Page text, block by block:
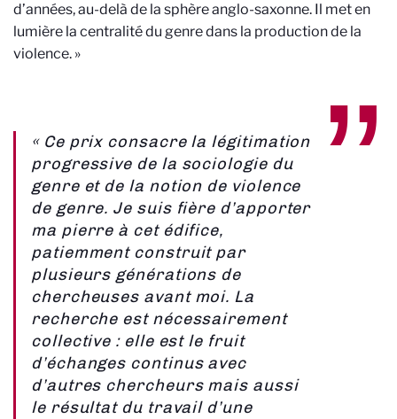
d’années, au-delà de la sphère anglo-saxonne. Il met en
lumière la centralité du genre dans la production de la
violence. »
« Ce prix consacre la légitimation
progressive de la sociologie du
genre et de la notion de violence
de genre. Je suis fière d’apporter
ma pierre à cet édifice,
patiemment construit par
plusieurs générations de
chercheuses avant moi. La
recherche est nécessairement
collective : elle est le fruit
d’échanges continus avec
d’autres chercheurs mais aussi
le résultat du travail d’une